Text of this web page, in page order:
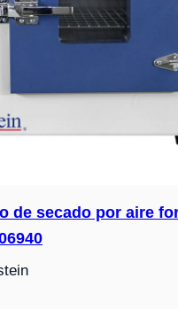
de secado por aire